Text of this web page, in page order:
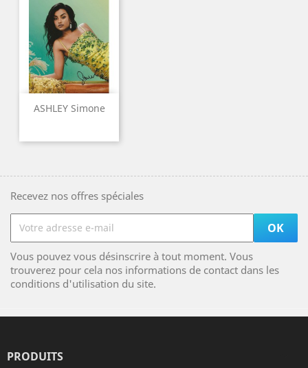
ASHLEY Simone
Recevez nos offres spéciales
Vous pouvez vous désinscrire à tout moment. Vous
trouverez pour cela nos informations de contact dans les
conditions d'utilisation du site.
PRODUITS